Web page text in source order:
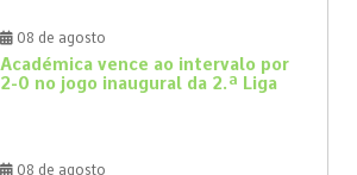
08 de agosto
Académica vence ao intervalo por
2-0 no jogo inaugural da 2.ª Liga
08 de agosto